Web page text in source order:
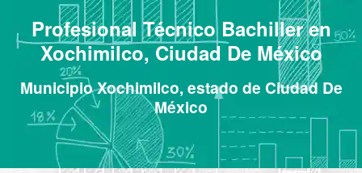
Profesional Técnico Bachiller en
Xochimilco, Ciudad De México
Municipio Xochimilco, estado de Ciudad De
México